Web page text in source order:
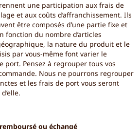
une participation aux frais de
et aux coûts d’affranchissement. Ils
être composés d’une partie fixe et
fonction du nombre d’articles
la nature du produit et le
par vous-même font varier le
port. Pensez à regrouper tous vos
Nous ne pourrons regrouper
et les frais de port vous seront
ou échangé